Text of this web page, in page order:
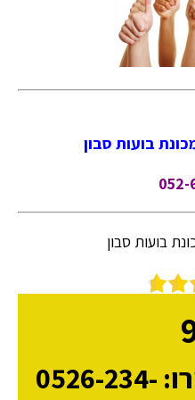
בועות סבון
בועות סבון
להזמנות התקשרו: 0526-234-